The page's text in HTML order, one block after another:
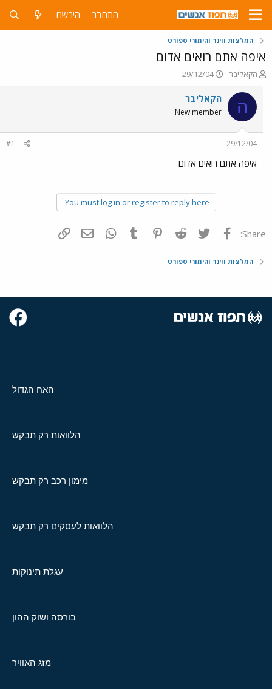
התחבר הירשם
המלצות ווינר והימורי ספורט
איפה אתם רואים אדום
פ
ו
ת
ח
ה
ש
א
הקאליבר
פ
ו
ר
ס
ם
ר
29/12/04
ה הקאליבר
New member
29/12/04
#1
איפה אתם רואים אדום
You must log in or register to reply here.
Share: פייסבוק Twitter
Reddit
Pinterest
Tumblr
WhatsAppדואר אלקטרוני
המלצות ווינר והימורי ספורט
האח הגדול
הלוואות רק תבקש
מימון רכב רק תבקש
הלוואות לעסקים רק תבקש
עגלת תינוקות
בורסה ושוק ההון
מזג האוויר